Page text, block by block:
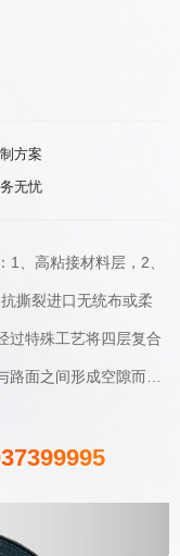
方案
无忧
、高粘接材料层，2、
撕裂进口无统布或柔
过特殊工艺将四层复合
面之间形成空隙而进
层材料在具有强度的同
但高低温性能优良，而
据客户要求表面覆盖热